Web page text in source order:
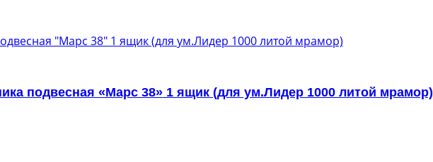
подвесная «Марс 38» 1 ящик (для ум.Лидер 1000 литой мрамор)